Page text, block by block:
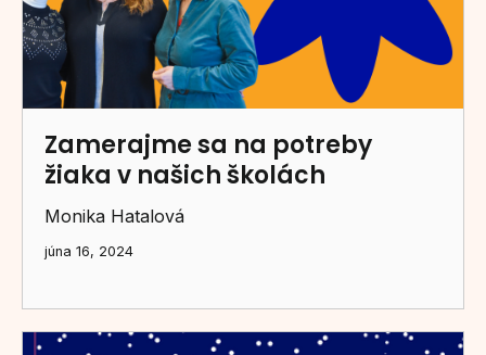
Zamerajme sa na potreby
žiaka v našich školách
Monika Hatalová
júna 16, 2024